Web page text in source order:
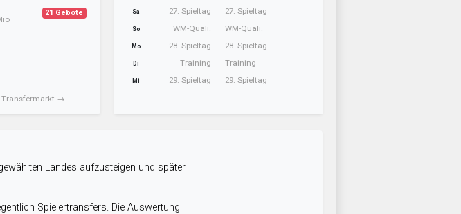
21 Gebote
Transfermarkt →
Sa 27. Spieltag
So WM-Quali.
Mo 28. Spieltag
Di Training
Mi 29. Spieltag
27. Spieltag
WM-Quali.
28. Spieltag
Training
29. Spieltag
Landes aufzusteigen und später
Spielertransfers. Die Auswertung